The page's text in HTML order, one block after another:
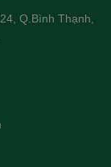
Q.Bình Thạnh,